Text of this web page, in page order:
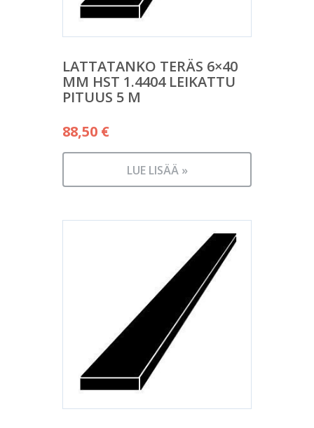
LATTATANKO TERÄS 6×40
MM HST 1.4404 LEIKATTU
PITUUS 5 M
88,50 €
LUE LISÄÄ »